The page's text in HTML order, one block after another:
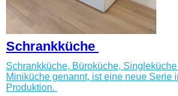
Schrankküche
Schrankküche, Büroküche,
Miniküche genannt, ist eine neue Serie
Produktion.